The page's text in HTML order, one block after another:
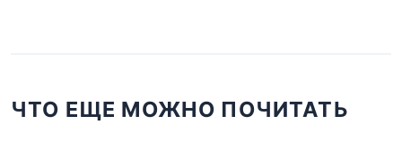
ЧТО ЕЩЕ МОЖНО ПОЧИТАТЬ